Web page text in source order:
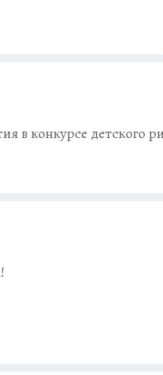
в конкурсе детского